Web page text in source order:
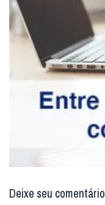
Deixe seu comentário